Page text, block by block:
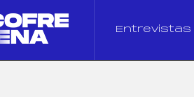
Entrevistas